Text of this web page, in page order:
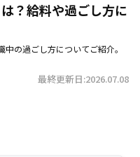
？給料や過ごし方に
の過ごし方についてご紹介。
最終更新日:2026.07.08